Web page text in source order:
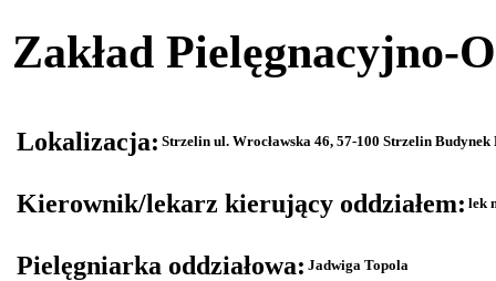
Zakład Pielęgnacyjno-
Lokalizacja: Strzelin ul. Wrocławska 46, 57-100 Strzelin Budynek
Kierownik/lekarz kierujący oddziałem: lek
Pielęgniarka oddziałowa: Jadwiga Topola